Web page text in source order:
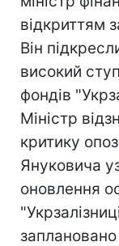
відкриттям
Він
високий
фондів
Міністр
критику
Януковича
оновлення